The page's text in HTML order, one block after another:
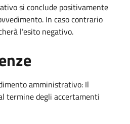
si conclude positivamente
In caso contrario
l’esito negativo.
amministrativo: Il
termine degli accertamenti